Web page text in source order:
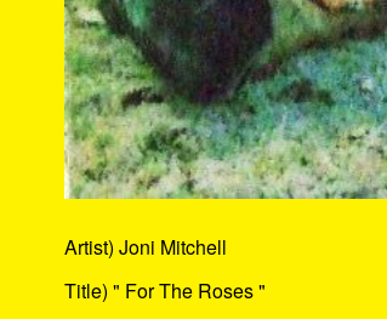
Artist) Joni Mitchell
Title) " For The Roses "